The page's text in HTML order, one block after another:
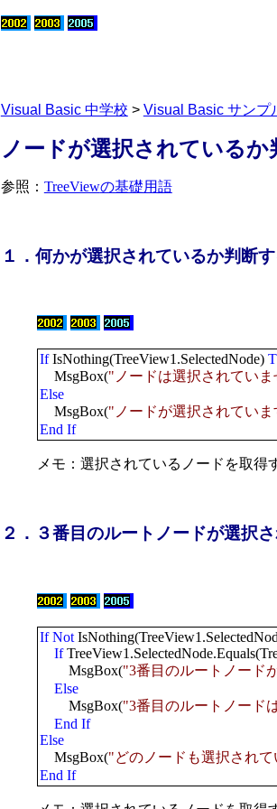
Visual Basic 中学校 > Visual Basic サンプ
ノードが選択されているか
参照： TreeViewの基礎用語
１．何かが選択されているか判断
IfIsNothing(TreeView1.SelectedNode)
MsgBox("ノードは選択されていま
Else
MsgBox("ノードが選択されていま
End If
メモ：選択されているノードを取得
２．３番目のルートノードが選択
If Not
If
MsgBox("3番目のルートノード
Else
MsgBox("3番目のルートノード
End If
Else
MsgBox("どのノードも選択され
End If